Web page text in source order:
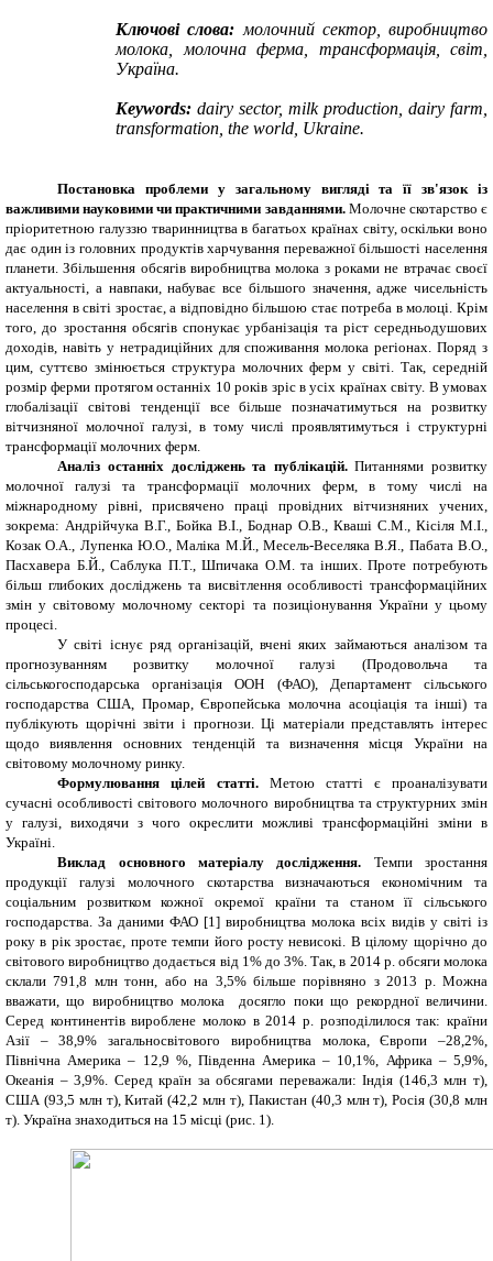
Ключові слова: молочний сектор, виробництво
молока, молочна ферма, трансформація, світ
Україна.
Keywords: dairy sector, milk production, dairy farm,
transformation, the world, Ukraine.
Постановка проблеми у загальному вигляді та її зв'язок із
важливими науковими чи практичними завданнями.Молочне скотарство є
пріоритетною галуззю тваринництва в багатьох країнах світу, оскільки воно
дає один із головних продуктів харчування переважної більшості населення
планети. Збільшення обсягів виробництва молока з роками не втрачає своєї
актуальності, а навпаки, набуває все більшого значення, адже чисельність
населення в світі зростає, а відповідно більшою стає потреба в молоці. Крім
того, до зростання обсягів спонукає урбанізація та ріст середньодушових
доходів, навіть у нетрадиційних для споживання молока регіонах. Поряд з
цим, суттєво змінюється структура молочних ферм у світі. Так, середній
розмір ферми протягом останніх 10 років зріс в усіх країнах світу. В умовах
глобалізації світові тенденції все більше позначатимуться на розвитку
вітчизняної молочної галузі, в тому числі проявлятимуться і структурні
трансформації молочних ферм.
Аналіз останніх досліджень та публікацій.Питаннями розвитку
молочної галузі та трансформації молочних ферм, в тому числі на
міжнародному рівні, присвячено праці провідних вітчизняних учених,
зокрема: Андрійчука В.Г., Бойка В.І., Боднар О.В., Кваші С.М., Кісіля М.І.,
Козак О.А., Лупенка Ю.О., Маліка М.Й., Месель-Веселяка В.Я., Пабата В.О.,
Пасхавера Б.Й., Саблука П.Т., Шпичака О.М. та інших. Проте потребують
більш глибоких досліджень та висвітлення особливості трансформаційних
змін у світовому молочному секторі та позиціонування України у цьому
процесі.
У світі існує ряд організацій, вчені яких займаються аналізом та
прогнозуванням розвитку молочної галузі (Продовольча та
сільськогосподарська організація ООН (ФАО), Департамент сільського
господарства США, Промар, Європейська молочна асоціація та інші) та
публікують щорічні звіти і прогнози. Ці матеріали представлять інтерес
щодо виявлення основних тенденцій та визначення місця України на
світовому молочному ринку.
Формулювання цілей статті.Метою статті є проаналізувати
сучасні особливості світового молочного виробництва та структурних змін
у галузі, виходячи з чого окреслити можливі трансформаційні зміни в
Україні.
Виклад основного матеріалу дослідження. Темпи зростання
продукції галузі молочного скотарства визначаються економічним та
соціальним розвитком кожної окремої країни та станом її сільського
господарства. За даними ФАО [1 ] виробництва молока всіх видів у світі із
року в рік зростає, проте темпи його росту невисокі. В цілому щорічно до
світового виробництво додається від 1% до 3%. Так, в 2014 р. обсяги молока
склали791 ,8 млн тонн, або на 3,5% більше порівняно з 2013 р. Можна
вважати, що виробництво молока досягло поки що рекордної величини.
Серед континентів вироблене молоко в 2014 р. розподілилося так: країни
Азії – 38,9% загальносвітового виробництва молока, Європи –28,2%,
Північна Америка – 12,9 %, Південна Америка – 10,1%, Африка – 5,9%,
Океанія – 3,9%. Серед країн за обсягами переважали: Індія (146,3 млн т),
США (93,5 млн т), Китай (42,2 млн т), Пакистан (40,3 млн т), Росія (30,8 млн
т). Україна знаходиться на 15 місці (рис. 1).